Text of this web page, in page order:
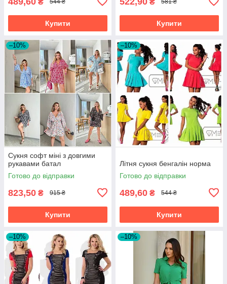
544 ₴
Купити
581 ₴
Купити
–10%
Сукня софт міні з довгими
рукавами батал
Готово до відправки
823,50 ₴ 915 ₴
Купити
–10%
Літня сукня бенгалін норма
Готово до відправки
489,60 ₴ 544 ₴
Купити
–10% –10%